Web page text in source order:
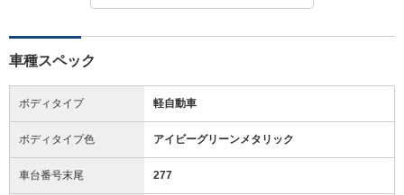
車種スペック
ボディタイプ 軽自動車
ボディタイプ色 アイビーグリーンメタリック
車台番号末尾 277